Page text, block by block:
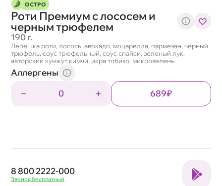
ОСТРО
Роти Премиум с лососем и
черным трюфелем
190 г.
Лепешка роти, лосось, авокадо, моцарелла, пармезан, черный
трюфель, соус трюфельный, соус спайси, зеленый лук,
авторский кунжут кимчи, икра тобико, микрозелень
Аллергены
0
689₽
8 800 2222-000
Звонок бесплатный